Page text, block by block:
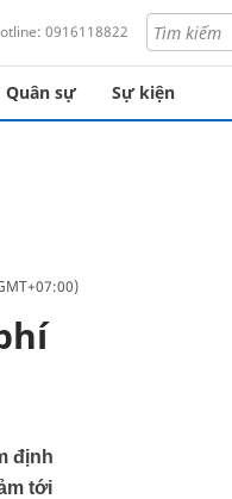
0916118822
Quân sự Sự kiện
định
tới